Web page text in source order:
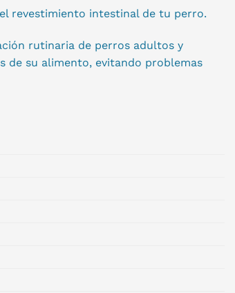
revestimiento intestinal de tu perro.
rutinaria de perros adultos y
de su alimento, evitando problemas